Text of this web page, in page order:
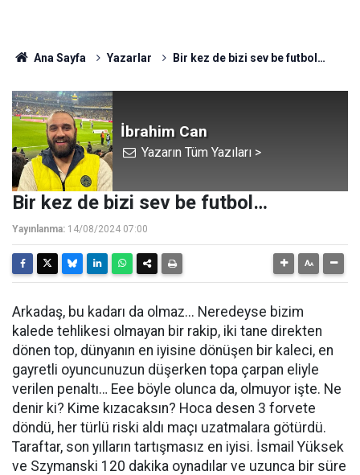
Ana Sayfa Yazarlar Bir kez de bizi sev be futbol…
İbrahim Can
Yazarın Tüm Yazıları >
Bir kez de bizi sev be futbol…
Yayınlanma: 14/08/2024 07:00
Arkadaş, bu kadarı da olmaz... Neredeyse bizim
kalede tehlikesi olmayan bir rakip, iki tane direkten
dönen top, dünyanın en iyisine dönüşen bir kaleci, en
gayretli oyuncunuzun düşerken topa çarpan eliyle
verilen penaltı… Eee böyle olunca da, olmuyor işte. Ne
denir ki? Kime kızacaksın? Hoca desen 3 forvete
döndü, her türlü riski aldı maçı uzatmalara götürdü.
Taraftar, son yılların tartışmasız en iyisi. İsmail Yüksek
ve Szymanski 120 dakika oynadılar ve uzunca bir süre